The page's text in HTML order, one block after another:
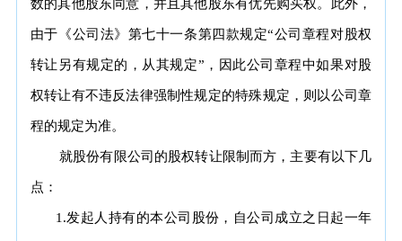
数的其他股东同意，并且其他股东有优先购买权。此外，
由于《公司法》第七十一条第四款规定“公司章程对股权
转让另有规定的，从其规定”，因此公司章程中如果对股
权转让有不违反法律强制性规定的特殊规定，则以公司章
程的规定为准。
就股份有限公司的股权转让限制而方，主要有以下几
点：
1.发起人持有的本公司股份，自公司成立之日起一年